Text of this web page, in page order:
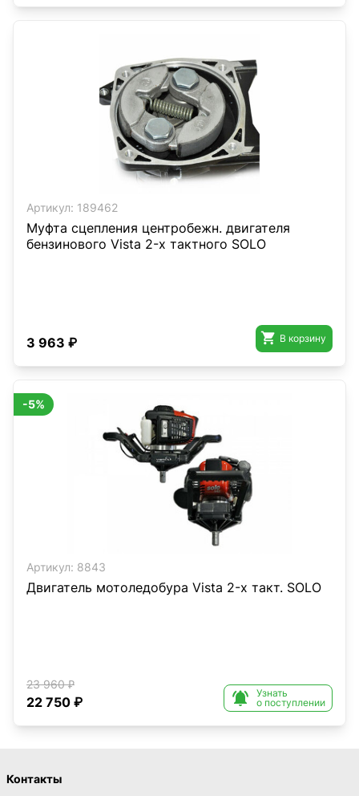
Артикул: 189462
Муфта сцепления центробежн. двигателя
бензинового Vista 2-х тактного SOLO
3 963 ₽  В корзину
Артикул: 8843
Двигатель мотоледобура Vista 2-х такт. SOLO
23 960 ₽
22 750 ₽ 
Узнать
о поступлении
-5%
Контакты